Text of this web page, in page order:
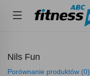
Nils Fun
Porównanie produktów (0)